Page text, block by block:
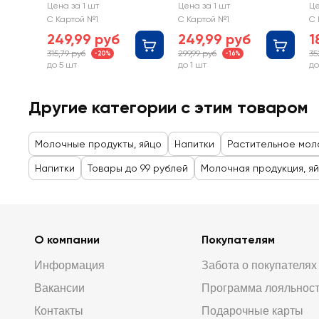
TAKE A BITE
Кешью,
Цена за 1 шт
С Картой №1
249,99 руб
315,79 руб -20%
до 5 шт
пастеризованн
ый TAKE A BITE
Цена за 1 шт
С Картой №1
249,99 руб
299,99 руб -16%
до 1 шт
С
Другие категории с этим товаром
Молочные продукты, яйцо Напитки Растительное
Напитки Товары до 99 рублей Молочная продукция,
О компании
Информация
Вакансии
Контакты
Покупателям
Забота о покупателях
Программа
Подарочные карты